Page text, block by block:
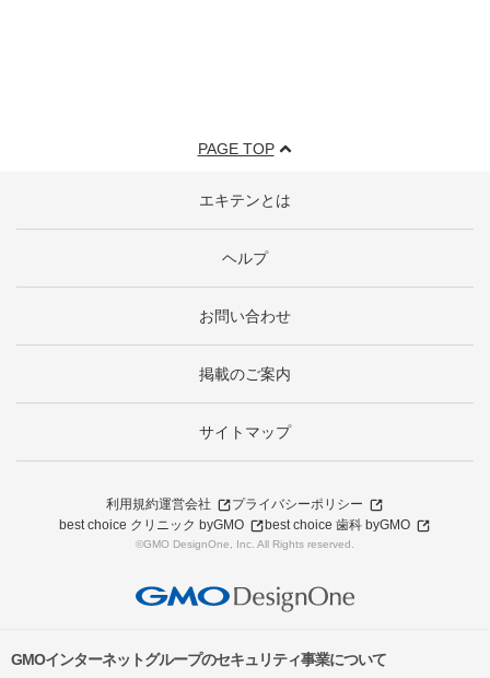
PAGE TOP
エキテンとは
ヘルプ
お問い合わせ
掲載のご案内
サイトマップ
利用規約運営会社
プライバシーポリシー
best choice クリニック byGMO
best choice 歯科 byGMO
©GMO DesignOne, Inc. All Rights reserved.
GMOインターネットグループのセキュリティ事業について